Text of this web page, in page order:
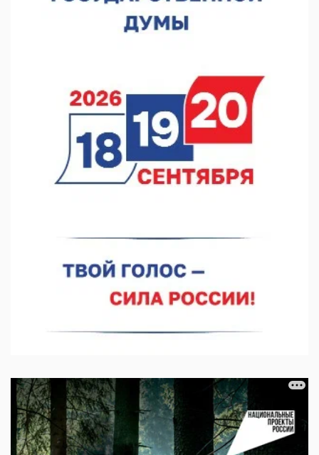
В регионе направят 10 млн рублей участникам «СВОё дело»